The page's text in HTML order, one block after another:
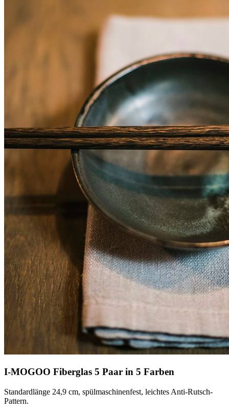
I-MOGOO Fiberglas 5 Paar in 5 Farben
Standardlänge 24,9 cm, spülmaschinenfest, leichtes Anti-Rutsch-
Pattern.